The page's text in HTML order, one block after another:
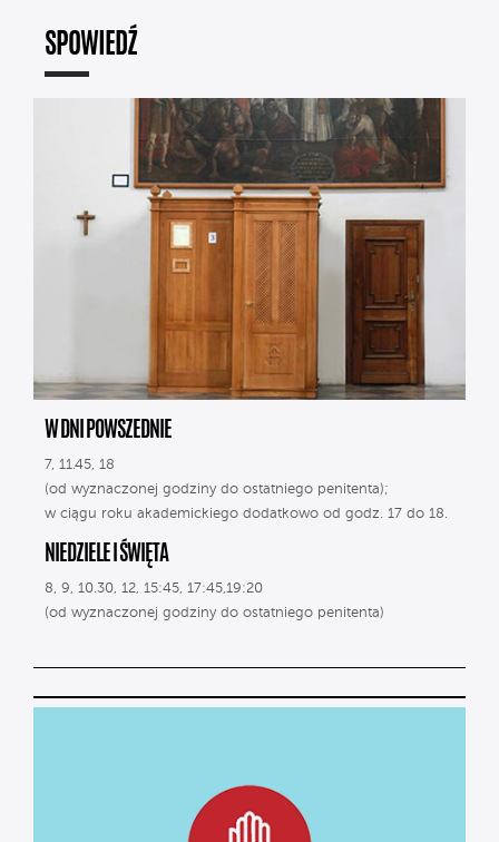
SPOWIEDŹ
W DNI POWSZEDNIE
7, 11.45, 18
(od wyznaczonej godziny do ostatniego penitenta);
w ciągu roku akademickiego dodatkowo od godz. 17 do 18.
NIEDZIELE I ŚWIĘTA
8, 9, 10.30, 12, 15:45, 17:45,19:20
(od wyznaczonej godziny do ostatniego penitenta)